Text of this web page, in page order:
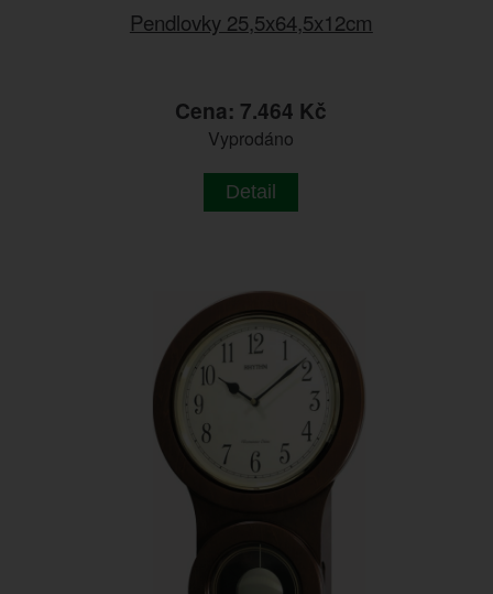
Pendlovky 25,5x64,5x12cm
Cena: 7.464 Kč
Vyprodáno
Detail